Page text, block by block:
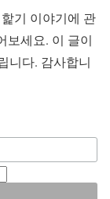
기 이야기에 관
보세요. 이 글이
니다. 감사합니